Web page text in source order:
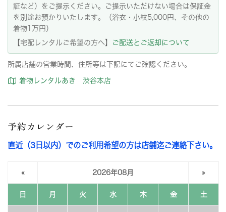
証など）をご提示ください。ご提示いただけない場合は保証金
を別途お預かりいたします。（浴衣・小紋5,000円、その他の
着物1万円）
【宅配レンタルご希望の方へ】
ご配送とご返却について
所属店舗の営業時間、住所等は下記にてご確認ください。
着物レンタルあき 渋谷本店
予約カレンダー
直近（3日以内）でのご利用希望の方は店舗迄ご連絡下さい。
« 2026年08月 »
日 月 火 水 木 金 土